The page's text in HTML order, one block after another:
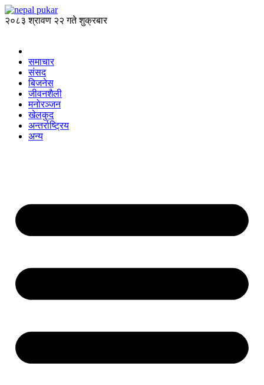
२०८३ श्रावण २२ गते शुक्रबार
समाचार
संसद
बिजनेस
जीवनशैली
मनोरञ्जन
खेलकुद
अन्तर्राष्ट्रिय
अन्य